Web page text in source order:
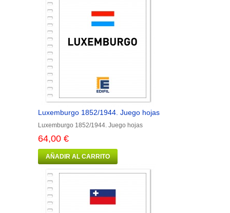
Luxemburgo 1852/1944. Juego hojas
Luxemburgo 1852/1944. Juego hojas
64,00 €
AÑADIR AL CARRITO